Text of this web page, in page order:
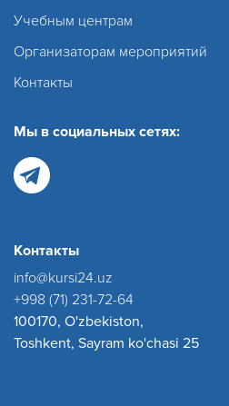
Учебным центрам
Организаторам мероприятий
Контакты
Мы в социальных сетях:
Контакты
info@kursi24.uz
+998 (71) 231-72-64
100170, O'zbekiston,
Toshkent, Sayram ko'chasi 25